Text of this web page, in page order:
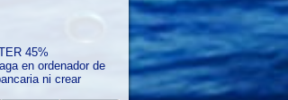
45%
en ordenador de
ni crear